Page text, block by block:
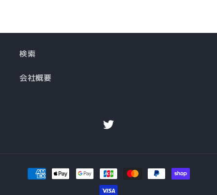
検索
会社概要
Twitter